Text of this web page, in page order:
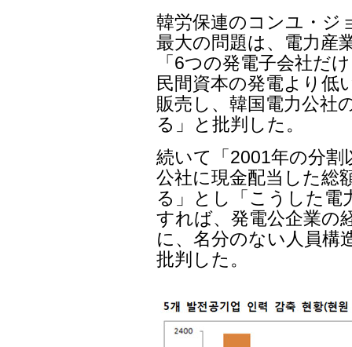
韓労保連のコンユ・ジ
最大の問題は、電力産
「6つの発電子会社だ
民間資本の発電より低
販売し、韓国電力公社
る」と批判した。
続いて「2001年の分割
公社に現金配当した総
る」とし「こうした電
すれば、発電公企業の
に、名分のない人員構
批判した。